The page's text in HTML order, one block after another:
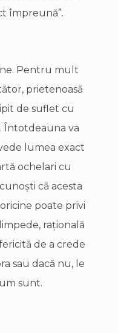
împreună”.
Pentru mult
prietenoasă
de suflet cu
Întotdeauna va
lumea exact
ochelari cu
că acesta
poate privi
raţională
de a crede
sau dacă nu, le
sunt.